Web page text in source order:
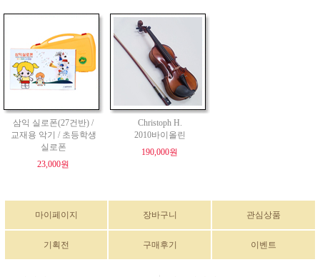
삼익 실로폰(27건반) /
교재용 악기 / 초등학생
실로폰
23,000원
Christoph H.
2010바이올린
190,000원
마이페이지 장바구니 관심상품
기획전 구매후기 이벤트